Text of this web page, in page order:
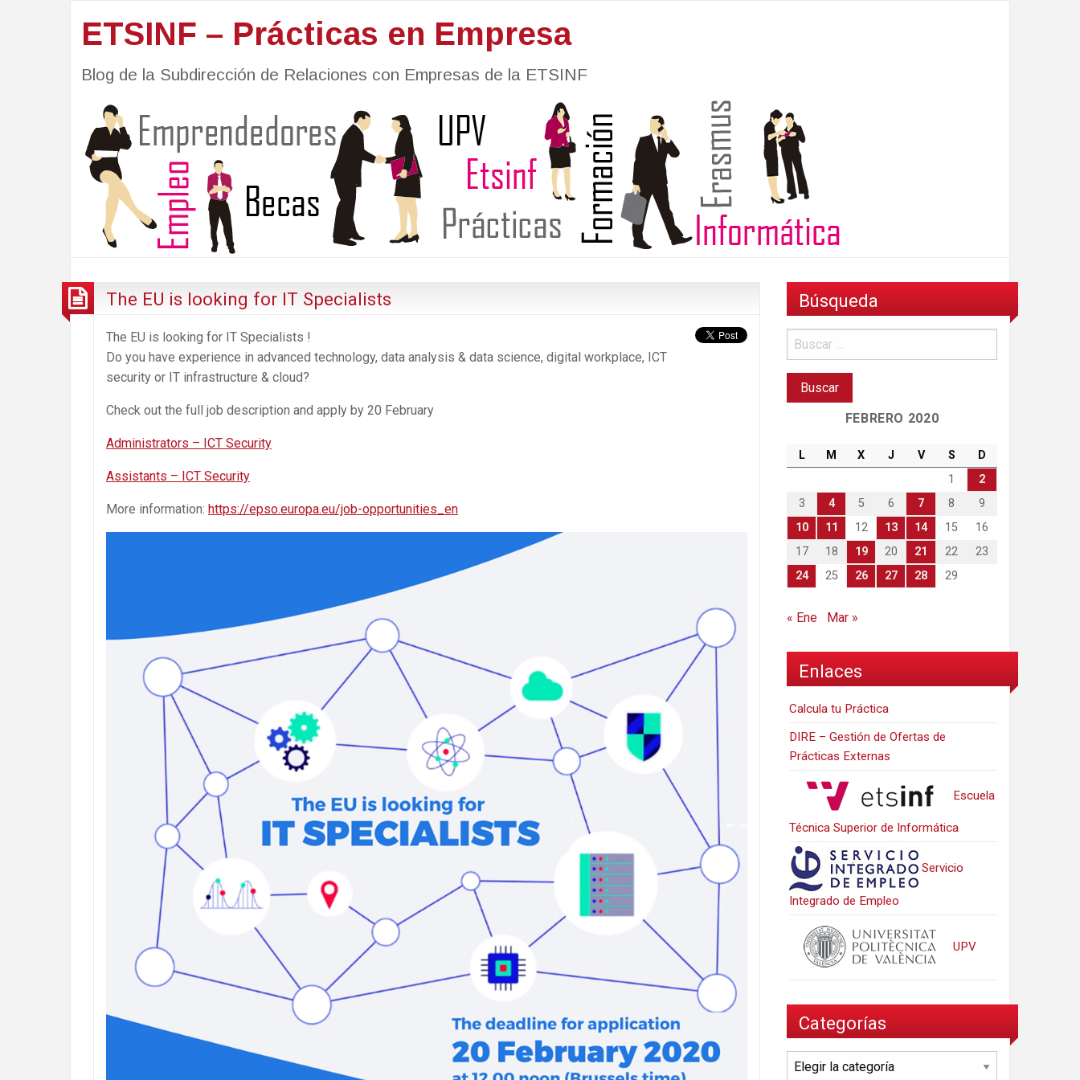
ETSINF – Prácticas en Empresa
Blog de la Subdirección de Relaciones con Empresas de la ETSINF
The EU is looking for IT Specialists
The EU is looking for IT Specialists !
Do you have experience in advanced technology, data analysis & data science, digital workplace, ICT
security or IT infrastructure & cloud?
Check out the full job description and apply by 20 February
Administrators – ICT Security
Assistants – ICT Security
More information: https://epso.europa.eu/job-opportunities_en
Búsqueda
FEBRERO 2020
L M X J V S
D
1
2
3
4 5 6 7 8
9
10
11 12 13 14 15
16
17
18 19 20 21 22
23
24
25 26 27 28 29
« Ene Mar »
Enlaces
Calcula tu Práctica
DIRE – Gestión de Ofertas de
Prácticas Externas
Escuela
Técnica Superior de Informática
Servicio
Integrado de Empleo
UPV
Categorías
Categorías